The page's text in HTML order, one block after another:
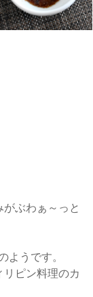
ぶわぁ～っと
ようです。
ピン料理のカ